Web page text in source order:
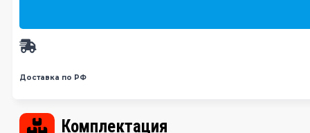
Доставка по РФ
Комплектация